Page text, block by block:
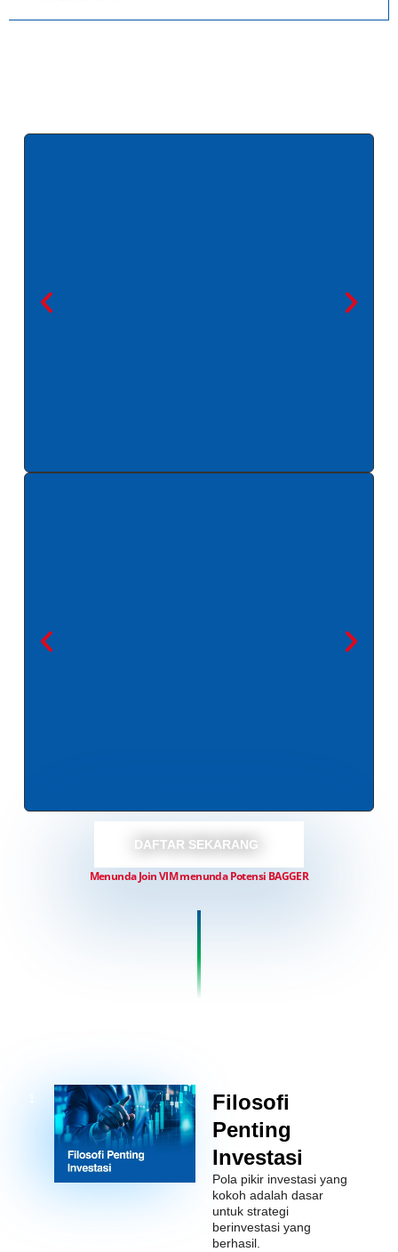
DAFTAR SEKARANG
Menunda Join VIM menunda Potensi BAGGER
Filosofi
Penting
Investasi
Pola pikir investasi yang
kokoh adalah dasar
untuk strategi
berinvestasi yang
berhasil.